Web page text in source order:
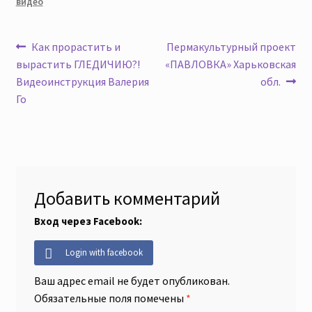
Навигация
по
записям
Предыдущая
запись:
Как прорастить и
вырастить ГЛЕДИЧИЮ?!
Видеоинструкция Валерия
Го
Следующая
запись:
Пермакультурный проект
«ПАВЛОВКА» Харьковская
обл.
Добавить комментарий
Вход через Facebook:
Login with facebook
Ваш адрес email не будет опубликован.
Обязательные поля помечены *